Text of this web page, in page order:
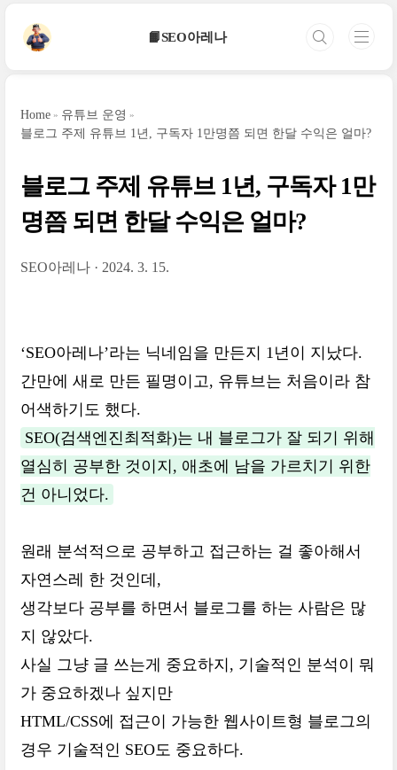
📙SEO아레나
Home
유튜브 운영
블로그 주제 유튜브 1년, 구독자 1만명쯤 되면 한달 수익은 얼마?
블로그 주제 유튜브 1년, 구독자 1만
명쯤 되면 한달 수익은 얼마?
SEO아레나 2024. 3. 15.
‘SEO아레나’라는 닉네임을 만든지 1년이 지났다.
간만에 새로 만든 필명이고, 유튜브는 처음이라 참
어색하기도 했다.
SEO(검색엔진최적화)는 내 블로그가 잘 되기 위해
열심히 공부한 것이지, 애초에 남을 가르치기 위한
건 아니었다.
원래 분석적으로 공부하고 접근하는 걸 좋아해서
자연스레 한 것인데,
생각보다 공부를 하면서 블로그를 하는 사람은 많
지 않았다.
사실 그냥 글 쓰는게 중요하지, 기술적인 분석이 뭐
가 중요하겠나 싶지만
HTML/CSS에 접근이 가능한 웹사이트형 블로그의
경우 기술적인 SEO도 중요하다.